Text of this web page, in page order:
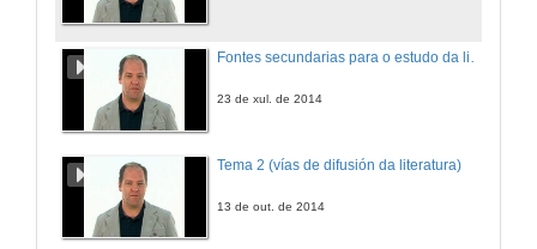
Fontes secundarias para o estudo da literatura
23 de xul. de 2014
Tema 2 (vías de difusión da literatura)
13 de out. de 2014